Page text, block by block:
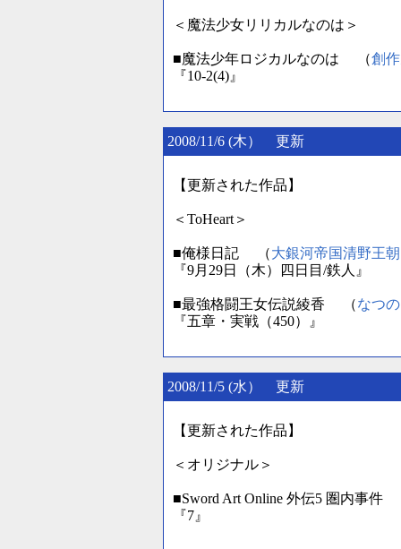
＜魔法少女リリカルなのは＞
■魔法少年ロジカルなのは （創
『10-2(4)』
2008/11/6 (木） 更新
【更新された作品】
＜ToHeart＞
■俺様日記 （大銀河帝国清野王朝
『9月29日（木）四日目/鉄人』
■最強格闘王女伝説綾香 （なつ
『五章・実戦（450）』
2008/11/5 (水） 更新
【更新された作品】
＜オリジナル＞
■Sword Art Online 外伝5 圏内事件
『7』